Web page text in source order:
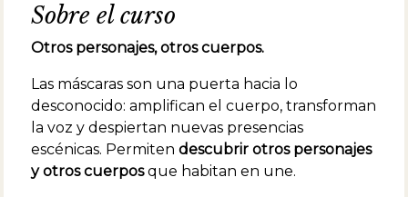
Sobre el curso
Otros personajes, otros cuerpos.
Las máscaras son una puerta hacia lo
desconocido: amplifican el cuerpo, transforman
la voz y despiertan nuevas presencias
escénicas. Permiten descubrir otros personajes
y otros cuerposque habitan en une.